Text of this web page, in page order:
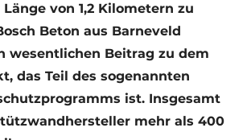
von 1,2 Kilometern zu
Beton aus Barneveld
wesentlichen Beitrag zu dem
das Teil des sogenannten
ist. Insgesamt
mehr als 400